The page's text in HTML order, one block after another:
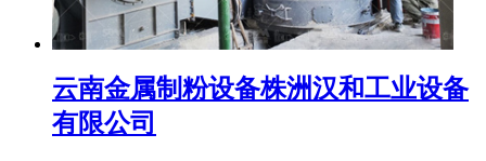
云南金属制粉设备株洲汉和工业设备
有限公司